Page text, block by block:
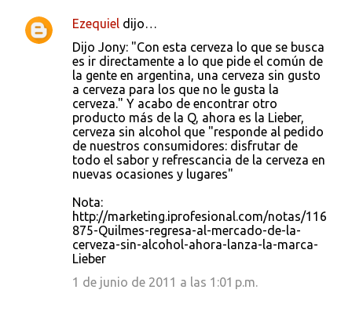
Ezequiel dijo…
Dijo Jony: "Con esta cerveza lo que se busca
es ir directamente a lo que pide el común de
la gente en argentina, una cerveza sin gusto
a cerveza para los que no le gusta la
cerveza." Y acabo de encontrar otro
producto más de la Q, ahora es la Lieber,
cerveza sin alcohol que "responde al pedido
de nuestros consumidores: disfrutar de
todo el sabor y refrescancia de la cerveza en
nuevas ocasiones y lugares"
Nota:
http://marketing.iprofesional.com/notas/116
875-Quilmes-regresa-al-mercado-de-la-
cerveza-sin-alcohol-ahora-lanza-la-marca-
Lieber
1 de junio de 2011 a las 1:01 p.m.